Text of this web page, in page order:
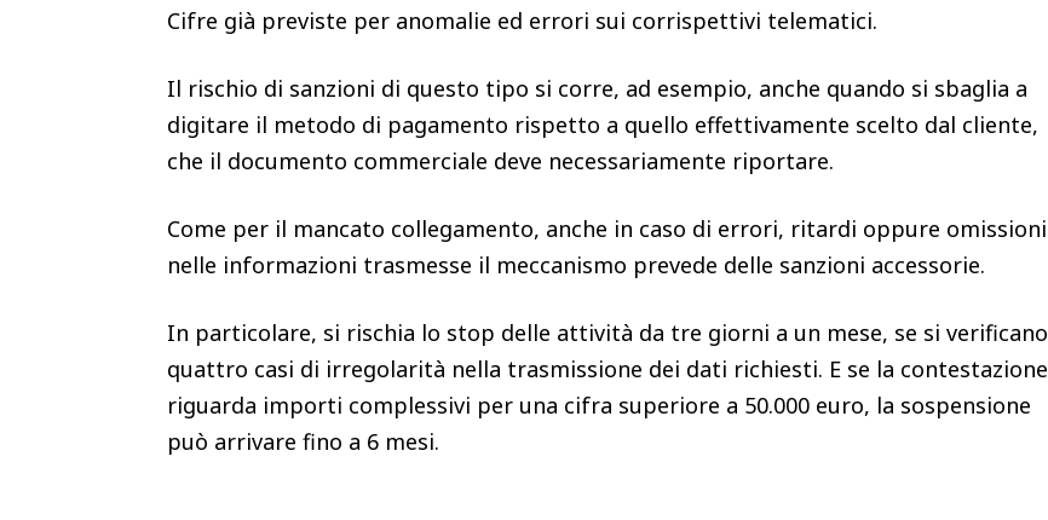
Cifre già previste per anomalie ed errori sui corrispettivi telematici.
Il rischio di sanzioni di questo tipo si corre, ad esempio, anche quando si sbaglia a
digitare il metodo di pagamento rispetto a quello effettivamente scelto dal cliente,
che il documento commerciale deve necessariamente riportare.
Come per il mancato collegamento, anche in caso di errori, ritardi oppure omissioni
nelle informazioni trasmesse il meccanismo prevede delle sanzioni accessorie.
In particolare, si rischia lo stop delle attività da tre giorni a un mese, se si verificano
quattro casi di irregolarità nella trasmissione dei dati richiesti. E se la contestazione
riguarda importi complessivi per una cifra superiore a 50.000 euro, la sospensione
può arrivare fino a 6 mesi.